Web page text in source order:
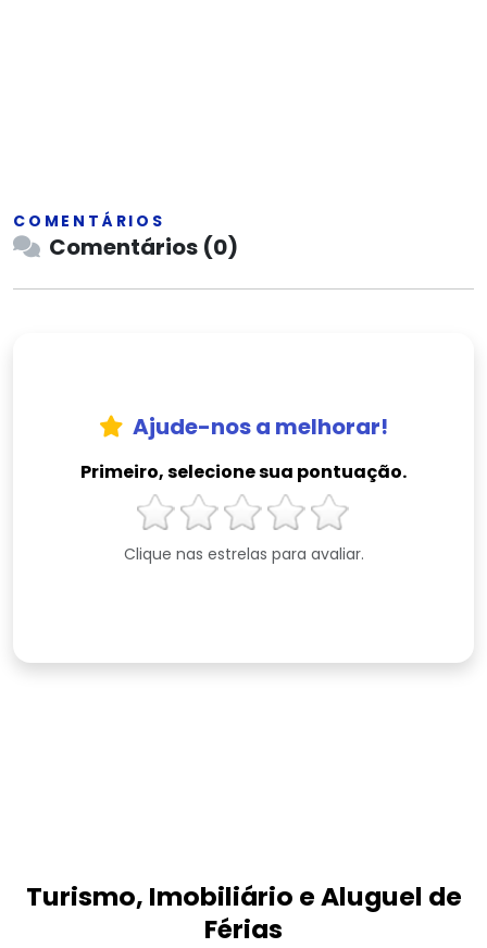
COMENTÁRIOS
Comentários (0)
Ajude-nos a melhorar!
Primeiro, selecione sua pontuação.
Clique nas estrelas para avaliar.
Turismo, Imobiliário e Aluguel de
Férias